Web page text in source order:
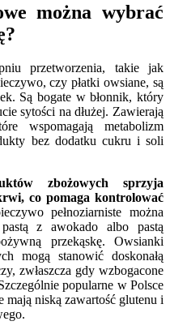
można wybrać
przetworzenia, takie jak
czy płatki owsiane, są
Są bogate w błonnik, który
sytości na dłużej. Zawierają
wspomagają metabolizm
bez dodatku cukru i soli
zbożowych sprzyja
co pomaga kontrolować
pełnoziarniste można
z awokado albo pastą
przekąskę. Owsianki
mogą stanowić doskonałą
zwłaszcza gdy wzbogacone
popularne w Polsce
mają niską zawartość glutenu i